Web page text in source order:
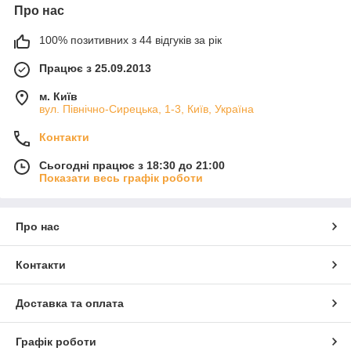
Про нас
100% позитивних з 44 відгуків за рік
Працює з 25.09.2013
м. Київ
вул. Північно-Сирецька, 1-3, Київ, Україна
Контакти
Сьогодні працює з 18:30 до 21:00
Показати весь графік роботи
Про нас
Контакти
Доставка та оплата
Графік роботи